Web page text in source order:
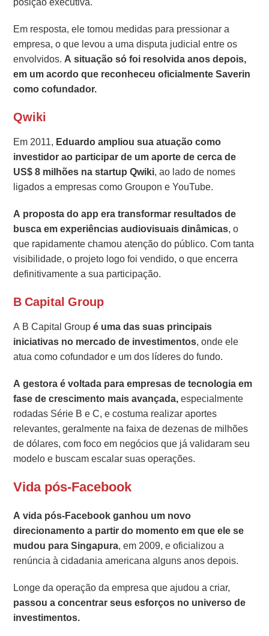
Em resposta, ele tomou medidas para pressionar a
empresa, o que levou a uma disputa judicial entre os
envolvidos.A situação só foi resolvida anos depois,
em um acordo que reconheceu oficialmente Saverin
como cofundador.
Qwiki
Em 2011, Eduardo ampliou sua atuação como
investidor ao participar de um aporte de cerca de
US$ 8 milhões na startup Qwiki, ao lado de nomes
ligados a empresas como Groupon e YouTube.
A proposta do app era transformar resultados de
busca em experiências audiovisuais dinâmicas, o
que rapidamente chamou atenção do público. Com tanta
visibilidade, o projeto logo foi vendido, o que encerra
definitivamente a sua participação.
B Capital Group
A B Capital Groupé uma das suas principais
iniciativas no mercado de investimentos, onde ele
atua como cofundador e um dos líderes do fundo.
A gestora é voltada para empresas de tecnologia em
fase de crescimento mais avançada,especialmente
rodadas Série B e C, e costuma realizar aportes
relevantes, geralmente na faixa de dezenas de milhões
de dólares, com foco em negócios que já validaram seu
modelo e buscam escalar suas operações.
Vida pós-Facebook
A vida pós-Facebook ganhou um novo
direcionamento a partir do momento em que ele se
mudou para Singapura, em 2009, e oficializou a
renúncia à cidadania americana alguns anos depois.
Longe da operação da empresa que ajudou a criar,
passou a concentrar seus esforços no universo de
investimentos.